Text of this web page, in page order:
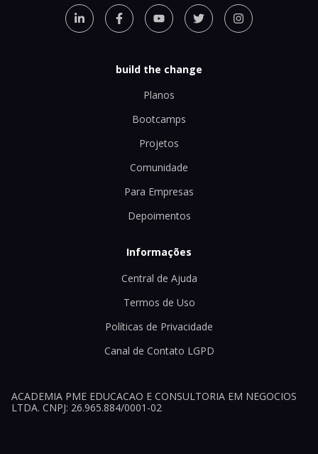
build the change
Planos
Bootcamps
Projetos
Comunidade
Para Empresas
Depoimentos
Informações
Central de Ajuda
Termos de Uso
Políticas de Privacidade
Canal de Contato LGPD
ACADEMIA PME EDUCACAO E CONSULTORIA EM NEGOCIOS
LTDA. CNPJ: 26.965.884/0001-02